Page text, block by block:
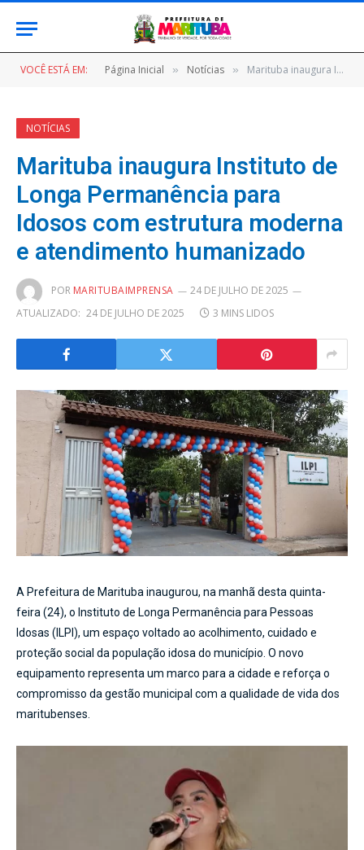
VOCÊ ESTÁ EM: Página Inicial » Notícias » Marituba inaugura Instituto de Longa Permanência para Idosos com estrutura moderna e atendimento humanizado
NOTÍCIAS
Marituba inaugura Instituto de
Longa Permanência para
Idosos com estrutura moderna
e atendimento humanizado
POR MARITUBAIMPRENSA
24 DE JULHO DE 2025
ATUALIZADO: 24 DE JULHO DE 2025 3 MINS LIDOS
A Prefeitura de Marituba inaugurou, na manhã desta quinta-
feira (24), o Instituto de Longa Permanência para Pessoas
Idosas (ILPI), um espaço voltado ao acolhimento, cuidado e
proteção social da população idosa do município. O novo
equipamento representa um marco para a cidade e reforça o
compromisso da gestão municipal com a qualidade de vida dos
maritubenses.